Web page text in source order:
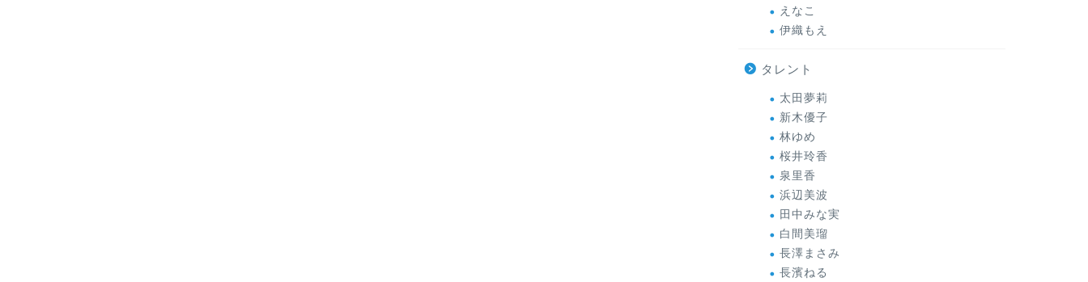
えなこ
伊織もえ
タレント
太田夢莉
新木優子
林ゆめ
桜井玲香
泉里香
浜辺美波
田中みな実
白間美瑠
長澤まさみ
長濱ねる